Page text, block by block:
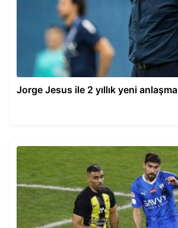
Jorge Jesus ile 2 yıllık yeni anlaşma